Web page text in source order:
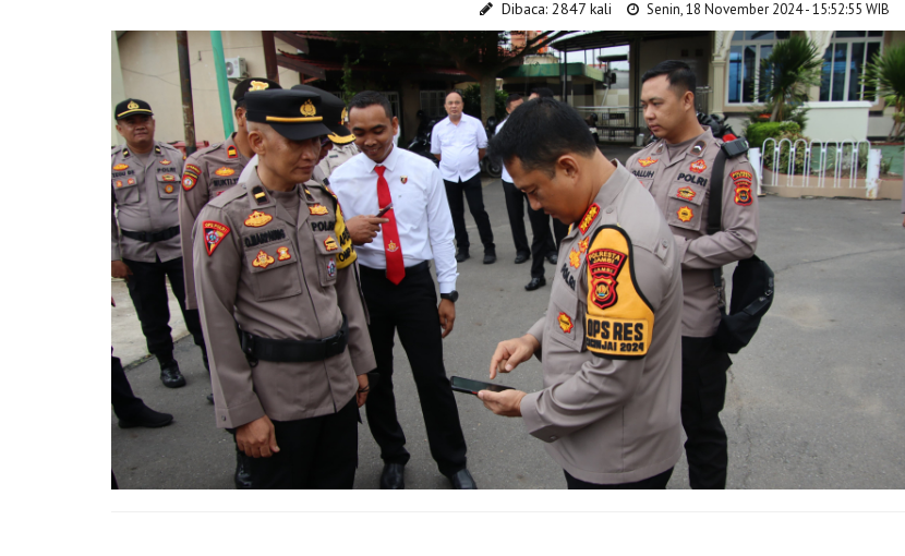
Dibaca: 2847 kali Senin, 18 November 2024 - 15:52:55 WIB